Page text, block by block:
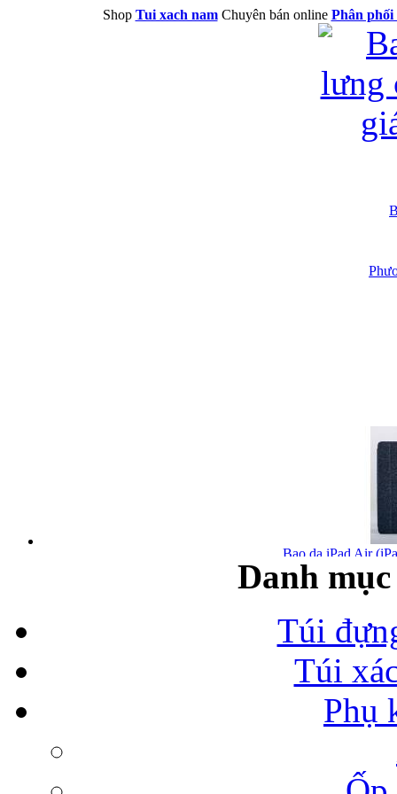
Shop Tui xach namChuyên bán online Phân phối
Bao da iPad Air
Bao da iPad Air
Danh
Túi
Túi
Phụ